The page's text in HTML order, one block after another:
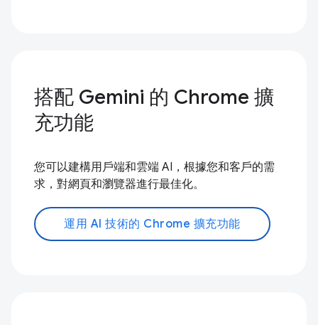
搭配 Gemini 的 Chrome 擴
充功能
您可以建構用戶端和雲端 AI，根據您和客戶的需
求，對網頁和瀏覽器進行最佳化。
運用 AI 技術的 Chrome 擴充功能